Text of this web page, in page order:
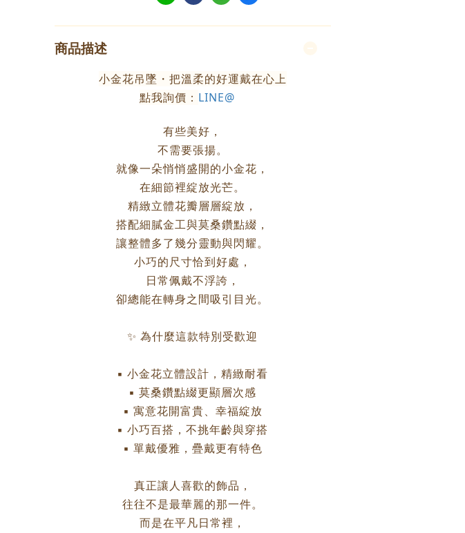
商品描述
小金花吊墜・把溫柔的好運戴在心上
點我詢價： LINE@
有些美好，
不需要張揚。
就像一朵悄悄盛開的小金花，
在細節裡綻放光芒。
精緻立體花瓣層層綻放，
搭配細膩金工與莫桑鑽點綴，
讓整體多了幾分靈動與閃耀。
小巧的尺寸恰到好處，
日常佩戴不浮誇，
卻總能在轉身之間吸引目光。
✨ 為什麼這款特別受歡迎
▪ 小金花立體設計，精緻耐看
▪ 莫桑鑽點綴更顯層次感
▪ 寓意花開富貴、幸福綻放
▪ 小巧百搭，不挑年齡與穿搭
▪ 單戴優雅，疊戴更有特色
真正讓人喜歡的飾品，
往往不是最華麗的那一件。
而是在平凡日常裡，